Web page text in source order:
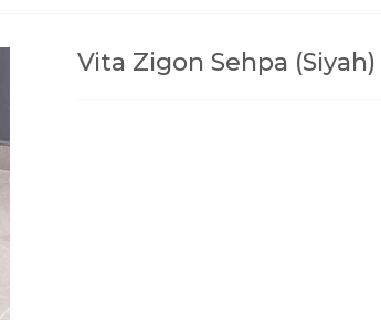
Vita Zigon Sehpa (Siyah)